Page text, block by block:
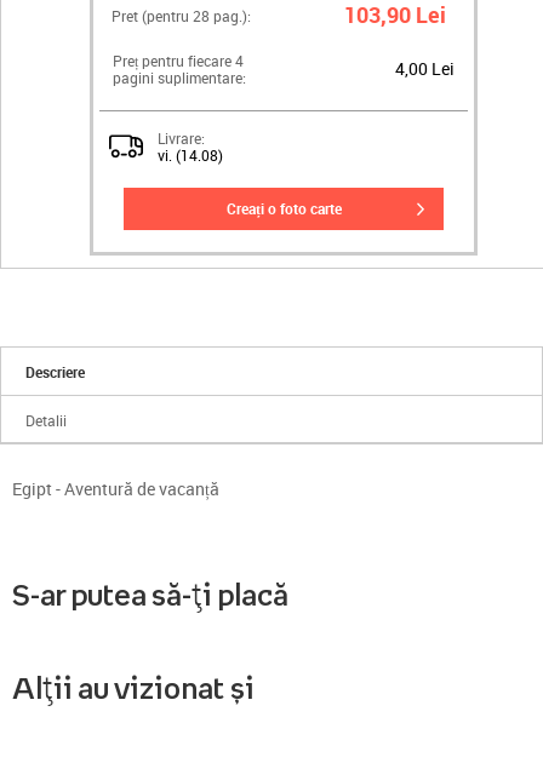
Pret (pentru 28 pag.): 103,90 Lei
Preț pentru fiecare 4
pagini suplimentare:
4,00 Lei
Livrare:
vi. (14.08)
creați o foto carte
Descriere
Detalii
Egipt - Aventură de vacanță
S-ar putea să-ți placă
Alții au vizionat și